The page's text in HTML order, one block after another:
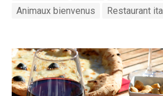
Animaux bienvenus
Restaurant